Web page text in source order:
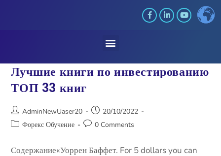
Лучшие книги по инвестированию
ТОП 33 книг
AdminNewUaser20
20/10/2022
Форекс Обучение
0 Comments
Содержание«Уоррен Баффет. For 5 dollars you can